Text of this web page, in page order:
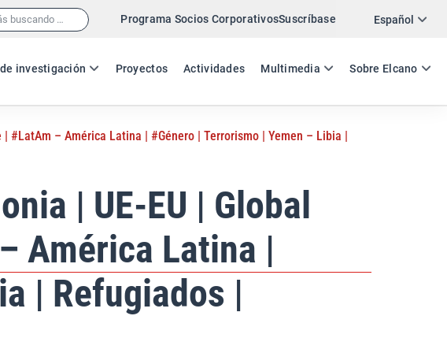
Programa Socios CorporativosSuscríbase Español
ES EN
investigación Proyectos Actividades Multimedia Sobre Elcano
COMPARTIR NEWSLETTER
Twitter
#LatAm – América Latina | #Género | Terrorismo | Yemen – Libia |
| UE-EU | Global
América Latina |
| Refugiados |